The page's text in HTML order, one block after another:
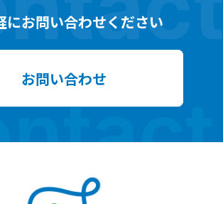
にお問い合わせください
お問い合わせ